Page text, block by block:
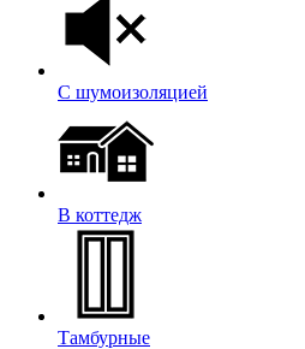
С шумоизоляцией
В коттедж
Тамбурные